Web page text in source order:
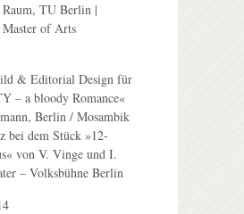
Raum, TU Berlin |
Master of Arts
& Editorial Design für
– a bloody Romance«
Berlin / Mosambik
bei dem Stück »12-
von V. Vinge und I.
– Volksbühne Berlin